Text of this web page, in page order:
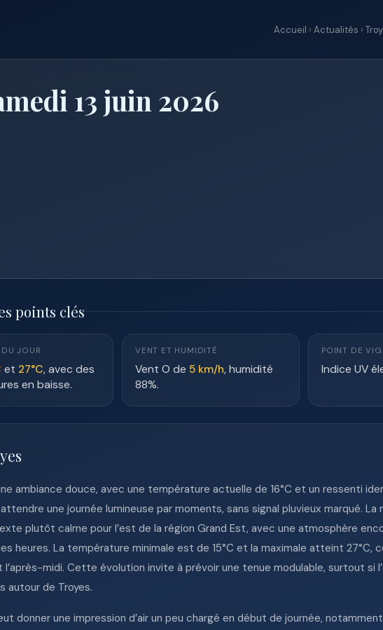
Accueil › Actualités ›
13 juin 2026
points clés
JOUR
et 27°C, avec des
en baisse.
VENT ET HUMIDITÉ
Vent O de 5 km/h, humidité
88%.
POINT DE
Indice UV
ambiance douce, avec une température actuelle de 16°C et un ressenti
une journée lumineuse par moments, sans signal pluvieux marqué. La
plutôt calme pour l’est de la région Grand Est, avec une atmosphère
heures. La température minimale est de 15°C et la maximale atteint 27°C,
midi. Cette évolution invite à prévoir une tenue modulable, surtout si
autour de Troyes.
donner une impression d’air un peu chargé en début de journée,